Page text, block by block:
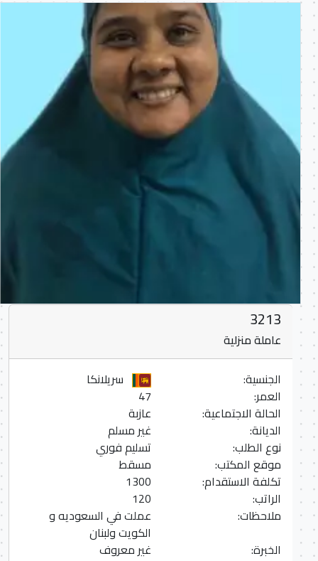
3213
عاملة منزلية
الجنسية:
سريلانكا
العمر:
الحالة الاجتماعية:
عازبة
الديانة:
غير مسلم
نوع الطلب:
تسليم فوري
موقع المكتب:
مسقط
تكلفة الاستقدام:
1300
الراتب:
120
ملاحظات:
عملت في السعوديه و
الكويت ولبنان
الخبرة:
غير معروف